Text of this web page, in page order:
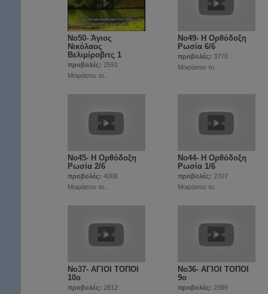
Νο50- Άγιος
Νικόλαος
Βελιμίροβιτς 1
προβολές: 2591
Μοιράσου το..
Νο49- Η Ορθόδοξη
Ρωσία 6/6
προβολές: 3770
Μοιράσου το..
Νο45- Η Ορθόδοξη
Ρωσία 2/6
προβολές: 4006
Μοιράσου το..
Νο44- Η Ορθόδοξη
Ρωσία 1/6
προβολές: 2707
Μοιράσου το..
Νο37- ΑΓΙΟΙ ΤΟΠΟΙ
10ο
προβολές: 2812
Νο36- ΑΓΙΟΙ ΤΟΠΟΙ
9ο
προβολές: 2989